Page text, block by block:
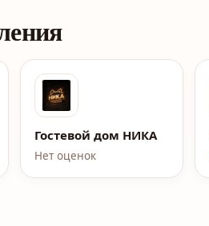
Гостевой дом НИКА
Нет оценок